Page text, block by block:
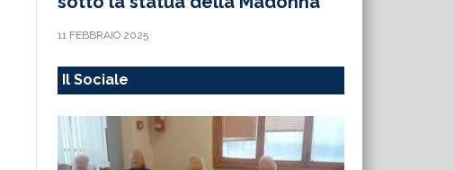
11 FEBBRAIO 2025
Il Sociale